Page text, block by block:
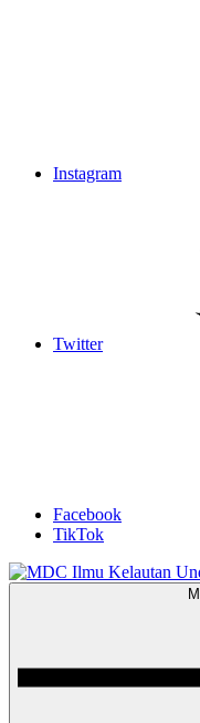
Instagram
Twitter
Facebook
TikTok